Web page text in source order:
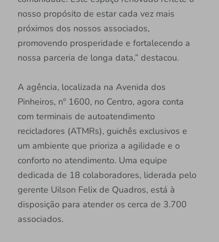
nosso propósito de estar cada vez mais
próximos dos nossos associados,
promovendo prosperidade e fortalecendo a
nossa parceria de longa data,” destacou.
A agência, localizada na Avenida dos
Pinheiros, nº 1600, no Centro, agora conta
com terminais de autoatendimento
recicladores (ATMRs), guichês exclusivos e
um ambiente que prioriza a agilidade e o
conforto no atendimento. Uma equipe
dedicada de 18 colaboradores, liderada pelo
gerente Uilson Felix de Quadros, está à
disposição para atender os cerca de 3.700
associados.